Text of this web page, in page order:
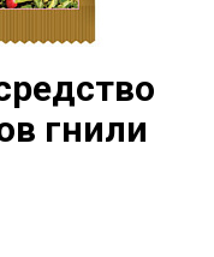
гнили